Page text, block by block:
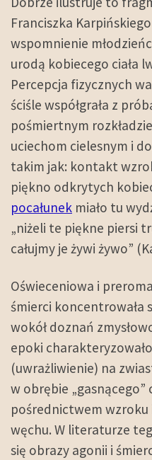
Franciszka
wspomnienie
urodą kobiecego ciała
Percepcja fizycznych
ściśle współgrała z
pośmiertnym
uciechom cielesnym i
takim jak: kontakt
piękno odkrytych
pocałunek miało tu
„niżeli te piękne piersi
całujmy je żywi żywo”
Oświeceniowa i
śmierci koncentrowała
wokół doznań
epoki
(uwrażliwienie) na
w obrębie „gasnącego”
pośrednictwem wzroku
węchu. W literaturze
się obrazy agonii i